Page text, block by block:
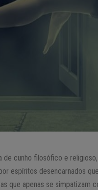
de cunho filosófico e
espíritos desencarnados
que apenas se simpatizam